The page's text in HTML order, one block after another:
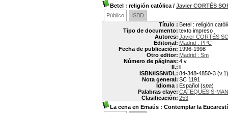
Betel : religión católica / Javier CORTÉS
Público
ISBD
Título : Betel : religión
Tipo de documento: texto impreso
Autores: Javier CORTÉS
Editorial: Madrid : PPC
Fecha de publicación: 1996-1998
Otro editor: Madrid : Sm
Número de páginas: 4 v
Il.: il
ISBN/ISSN/DL: 84-348-4850-3
Nota general: SC 1191
Idioma : Español (spa)
Palabras clave: CATEQUESIS-
Clasificación: 253
La cena en Emaús : Contemplar la